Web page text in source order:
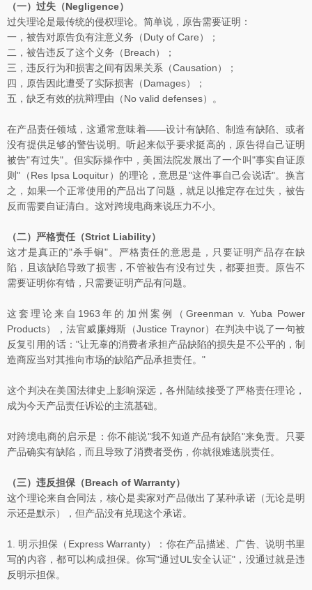
（一）过失（Negligence）
过失理论是最传统的侵权理论。简单说，原告需要证明：
一，被告对原告负有注意义务（Duty of Care）；
二，被告违反了这个义务（Breach）；
三，违反行为和损害之间有因果关系（Causation）；
四，原告因此遭受了实际损害（Damages）；
五，缺乏有效的抗辩理由（No valid defenses）。
在产品责任领域，这通常意味着——设计有缺陷、制造有缺陷、或者
没有提供足够的警告说明。听起来似乎要求挺高的，原告得自己证明
被告"有过失"。但实际操作中，美国法院发展出了一个叫"事实自证原
则"（Res Ipsa Loquitur）的理论，意思是"这件事自己会说话"。换言
之，如果一个正常使用的产品出了问题，就足以推定存在过失，被告
反而需要自证清白。这对跨境电商来说压力不小。
（二）严格责任（Strict Liability）
这才是真正的"杀手锏"。严格责任的意思是，只要证明产品存在缺
陷，且该缺陷导致了损害，不管被告有没有过失，都要担责。原告不
需要证明你有错，只需要证明产品有问题。
这套理论来自1963年的加州案例（Greenman v. Yuba Power
Products），法官威廉姆斯（Justice Traynor）在判决中说了一句被
反复引用的话："让无辜的消费者承担产品缺陷的损失是不公平的，制
造商应当对其推向市场的缺陷产品承担责任。"
这个判决在美国法律史上影响深远，各州陆续接受了严格责任理论，
成为今天产品责任诉讼的主流基础。
对跨境电商的启示是：你不能说"我不知道产品有缺陷"来免责。只要
产品确实有缺陷，而且导致了消费者受伤，你就很难逃脱责任。
（三）违反担保（Breach of Warranty）
这个理论来自合同法，核心是卖家对产品做出了某种承诺（无论是明
示还是默示），但产品没有兑现这个承诺。
1. 明示担保（Express Warranty）：你在产品描述、广告、说明书里
写的内容，都可以构成担保。你写"通过UL安全认证"，没通过就是违
反明示担保。